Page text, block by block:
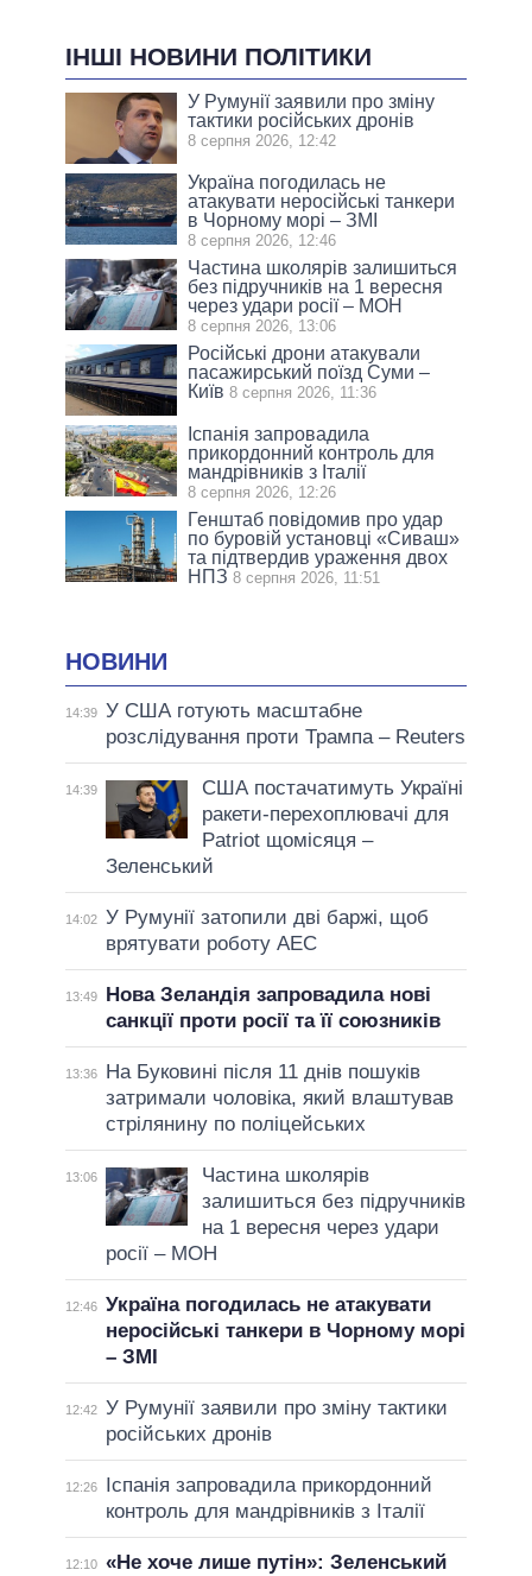
ІНШІ НОВИНИ ПОЛІТИКИ
У Румунії заявили про зміну
тактики російських дронів
8 серпня 2026, 12:42
Україна погодилась не
атакувати неросійські танкери
в Чорному морі – ЗМІ
8 серпня 2026, 12:46
Частина школярів залишиться
без підручників на 1 вересня
через удари росії – МОН
8 серпня 2026, 13:06
Російські дрони атакували
пасажирський поїзд Суми –
Київ 8 серпня 2026, 11:36
Іспанія запровадила
прикордонний контроль для
мандрівників з Італії
8 серпня 2026, 12:26
Генштаб повідомив про удар
по буровій установці «Сиваш»
та підтвердив ураження двох
НПЗ 8 серпня 2026, 11:51
НОВИНИ
14:39 У США готують масштабне
розслідування проти Трампа – Reuters
14:39
США постачатимуть Україні
ракети-перехоплювачі для
Patriot щомісяця –
Зеленський
14:02 У Румунії затопили дві баржі, щоб
врятувати роботу АЕС
13:49
Нова Зеландія запровадила нові
санкції проти росії та її союзників
13:36
На Буковині після 11 днів пошуків
затримали чоловіка, який влаштував
стрілянину по поліцейських
13:06
Частина школярів
залишиться без підручників
на 1 вересня через удари
росії – МОН
12:46 Україна погодилась не атакувати
неросійські танкери в Чорному морі
– ЗМІ
12:42 У Румунії заявили про зміну тактики
російських дронів
12:26
Іспанія запровадила прикордонний
контроль для мандрівників з Італії
12:10 «Не хоче лише путін»: Зеленський